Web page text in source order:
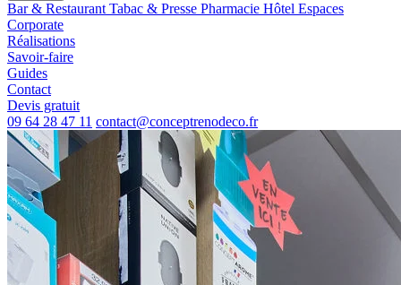
Bar & Restaurant Tabac & Presse Pharmacie Hôtel Espaces
Corporate
Réalisations
Savoir-faire
Guides
Contact
Devis gratuit
09 64 28 47 11 contact@conceptrenodeco.fr